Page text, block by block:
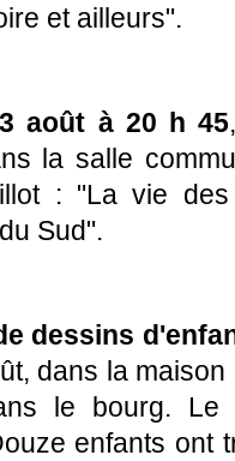
et ailleurs".
août à 20 h 45
la salle
: "La vie
Sud".
dessins
dans la
le bourg.
enfants ont